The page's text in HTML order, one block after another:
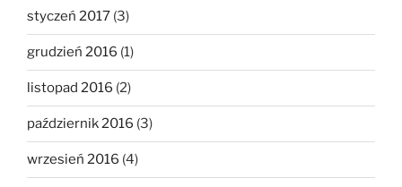
styczeń 2017 (3)
grudzień 2016 (1)
listopad 2016 (2)
październik 2016 (3)
wrzesień 2016 (4)